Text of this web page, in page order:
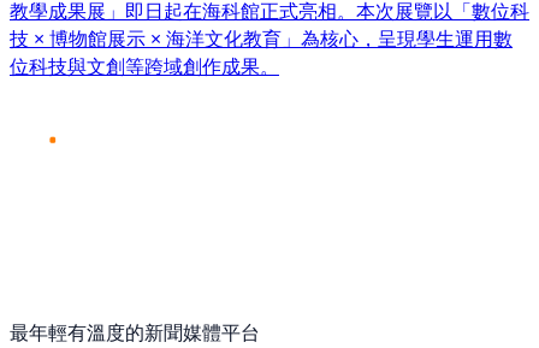
教學成果展」即日起在海科館正式亮相。本次展覽以「數位科
技 × 博物館展示 × 海洋文化教育」為核心，呈現學生運用數
位科技與文創等跨域創作成果。
最年輕有溫度的新聞媒體平台